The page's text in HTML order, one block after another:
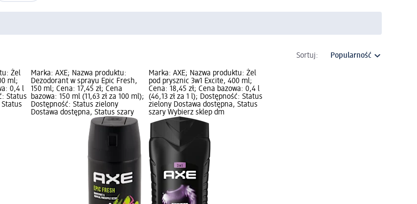
Sortuj:
Żel
ml;
0,4 l
Status
Marka: AXE; Nazwa produktu:
Dezodorant w sprayu Epic Fresh,
150 ml; Cena: 17,45 zł; Cena
bazowa: 150 ml (11,63 zł za 100 ml);
Dostępność: Status zielony
Dostawa dostępna, Status szary
Marka: AXE; Nazwa produktu: Żel
pod prysznic 3w1 Excite, 400 ml;
Cena: 18,45 zł; Cena bazowa: 0,4 l
(46,13 zł za 1 l); Dostępność: Status
zielony Dostawa dostępna, Status
szary Wybierz sklep dm